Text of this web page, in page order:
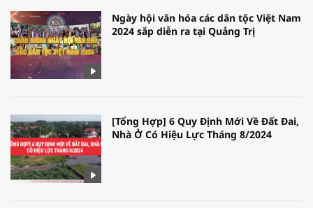
Ngày hội văn hóa các dân tộc Việt Nam
2024 sắp diễn ra tại Quảng Trị
[Tổng Hợp] 6 Quy Định Mới Về Đất Đai,
Nhà Ở Có Hiệu Lực Tháng 8/2024